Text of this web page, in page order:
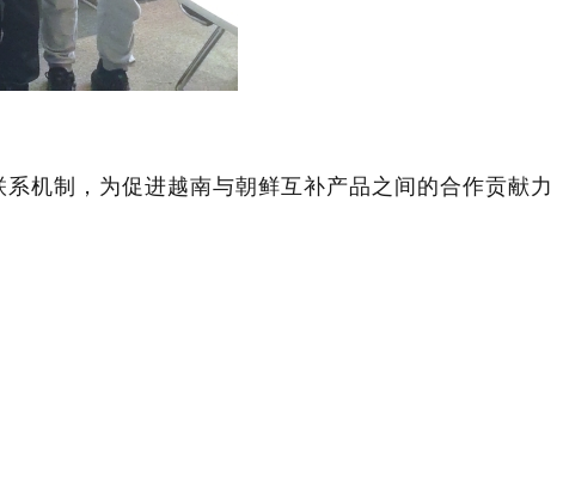
机制，为促进越南与朝鲜互补产品之间的合作贡献力